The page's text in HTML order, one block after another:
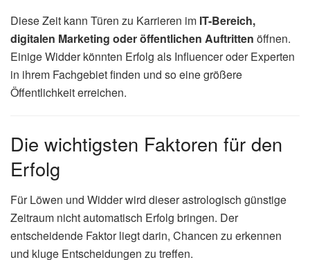
Diese Zeit kann Türen zu Karrieren im IT-Bereich,
digitalen Marketing oder öffentlichen Auftritten öffnen.
Einige Widder könnten Erfolg als Influencer oder Experten
in ihrem Fachgebiet finden und so eine größere
Öffentlichkeit erreichen.
Die wichtigsten Faktoren für den
Erfolg
Für Löwen und Widder wird dieser astrologisch günstige
Zeitraum nicht automatisch Erfolg bringen. Der
entscheidende Faktor liegt darin, Chancen zu erkennen
und kluge Entscheidungen zu treffen.